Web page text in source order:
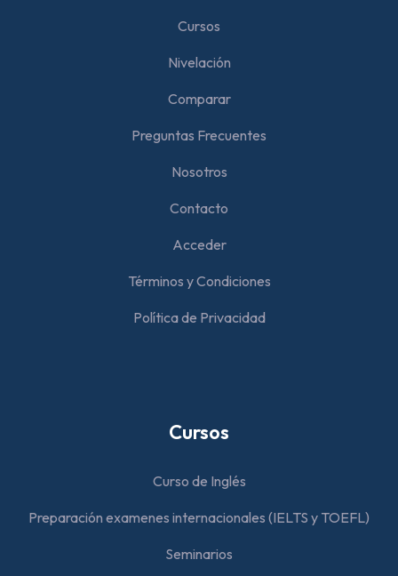
Cursos
Nivelación
Comparar
Preguntas Frecuentes
Nosotros
Contacto
Acceder
Términos y Condiciones
Política de Privacidad
Cursos
Curso de Inglés
Preparación examenes internacionales (IELTS y TOEFL)
Seminarios